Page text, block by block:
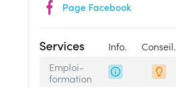
Page Facebook
Services Info. Conseil.
Emploi-
formation